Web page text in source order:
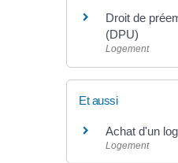
Droit de
(DPU)
Logement
Et aussi
Achat d'un
Logement